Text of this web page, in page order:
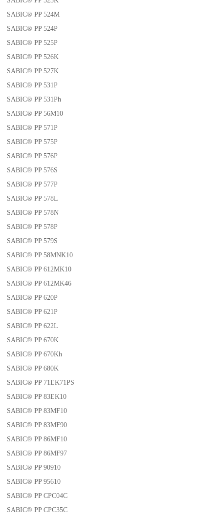
SABIC® PP 524M
SABIC® PP 524P
SABIC® PP 525P
SABIC® PP 526K
SABIC® PP 527K
SABIC® PP 531P
SABIC® PP 531Ph
SABIC® PP 56M10
SABIC® PP 571P
SABIC® PP 575P
SABIC® PP 576P
SABIC® PP 576S
SABIC® PP 577P
SABIC® PP 578L
SABIC® PP 578N
SABIC® PP 578P
SABIC® PP 579S
SABIC® PP 58MNK10
SABIC® PP 612MK10
SABIC® PP 612MK46
SABIC® PP 620P
SABIC® PP 621P
SABIC® PP 622L
SABIC® PP 670K
SABIC® PP 670Kh
SABIC® PP 680K
SABIC® PP 71EK71PS
SABIC® PP 83EK10
SABIC® PP 83MF10
SABIC® PP 83MF90
SABIC® PP 86MF10
SABIC® PP 86MF97
SABIC® PP 90910
SABIC® PP 95610
SABIC® PP CPC04C
SABIC® PP CPC35C